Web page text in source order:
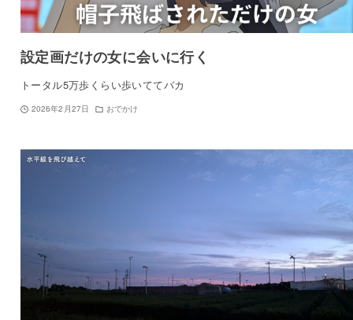
設定画だけの女に会いに行く
トータル5万歩くらい歩いててバカ
2026年2月27日 おでかけ